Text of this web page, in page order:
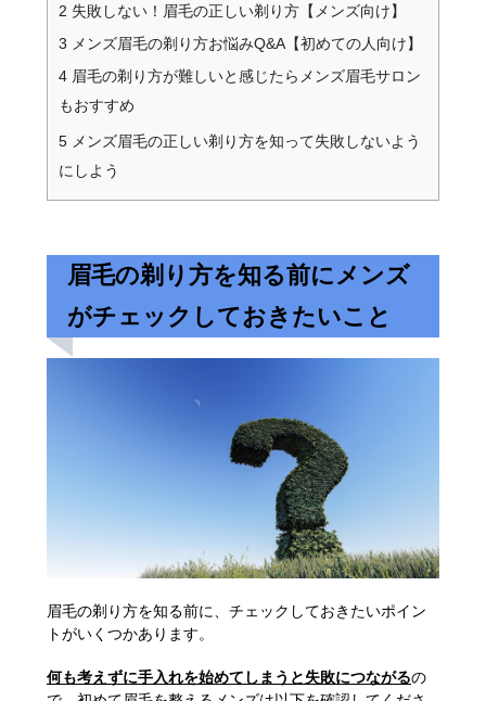
2 失敗しない！眉毛の正しい剃り方【メンズ向け】
3 メンズ眉毛の剃り方お悩みQ&A【初めての人向け】
4 眉毛の剃り方が難しいと感じたらメンズ眉毛サロン
もおすすめ
5 メンズ眉毛の正しい剃り方を知って失敗しないよう
にしよう
眉毛の剃り方を知る前にメンズ
がチェックしておきたいこと
眉毛の剃り方を知る前に、チェックしておきたいポイン
トがいくつかあります。
何も考えずに手入れを始めてしまうと失敗につながるの